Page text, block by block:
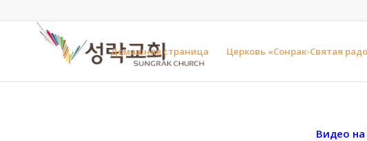
Домашняя страница Церковь «Сонрак-Святая
Видео